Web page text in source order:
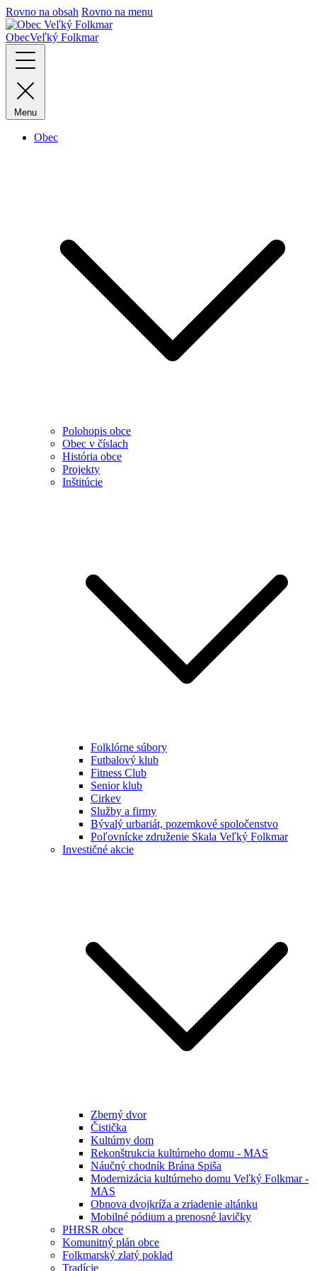
Rovno na obsah Rovno na menu
ObecVeľký Folkmar
Menu
Obec
Polohopis obce
Obec v číslach
História obce
Projekty
Inštitúcie
Folklórne súbory
Futbalový klub
Fitness Club
Senior klub
Cirkev
Služby a firmy
Bývalý urbariát, pozemkové spoločenstvo
Poľovnícke združenie Skala Veľký Folkmar
Investičné akcie
Zberný dvor
Čistička
Kultúrny dom
Rekonštrukcia kultúrneho domu - MAS
Náučný chodník Brána Spiša
Modernizácia kultúrneho domu Veľký Folkmar -
MAS
Obnova dvojkríža a zriadenie altánku
Mobilné pódium a prenosné lavičky
PHRSR obce
Komunitný plán obce
Folkmarský zlatý poklad
Tradície